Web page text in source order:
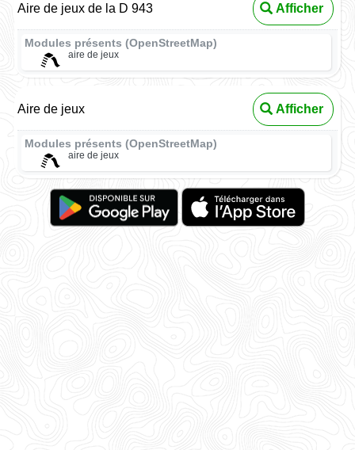
Aire de jeux de la D 943 Afficher
Modules présents (OpenStreetMap)
aire de jeux
Aire de jeux Afficher
Modules présents (OpenStreetMap)
aire de jeux